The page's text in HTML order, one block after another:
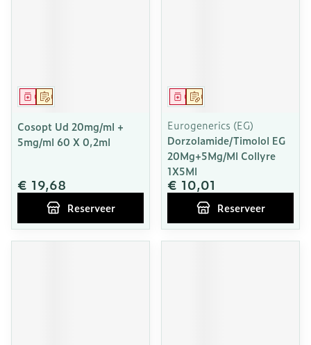
Op voorschrift
Geneesmiddel
Cosopt Ud 20mg/ml +
5mg/ml 60 X 0,2ml
€ 19,68
Reserveer
Op voorschrift
Geneesmiddel
Eurogenerics (EG)
Dorzolamide/Timolol EG
20Mg+5Mg/Ml Collyre
1X5Ml
€ 10,01
Reserveer